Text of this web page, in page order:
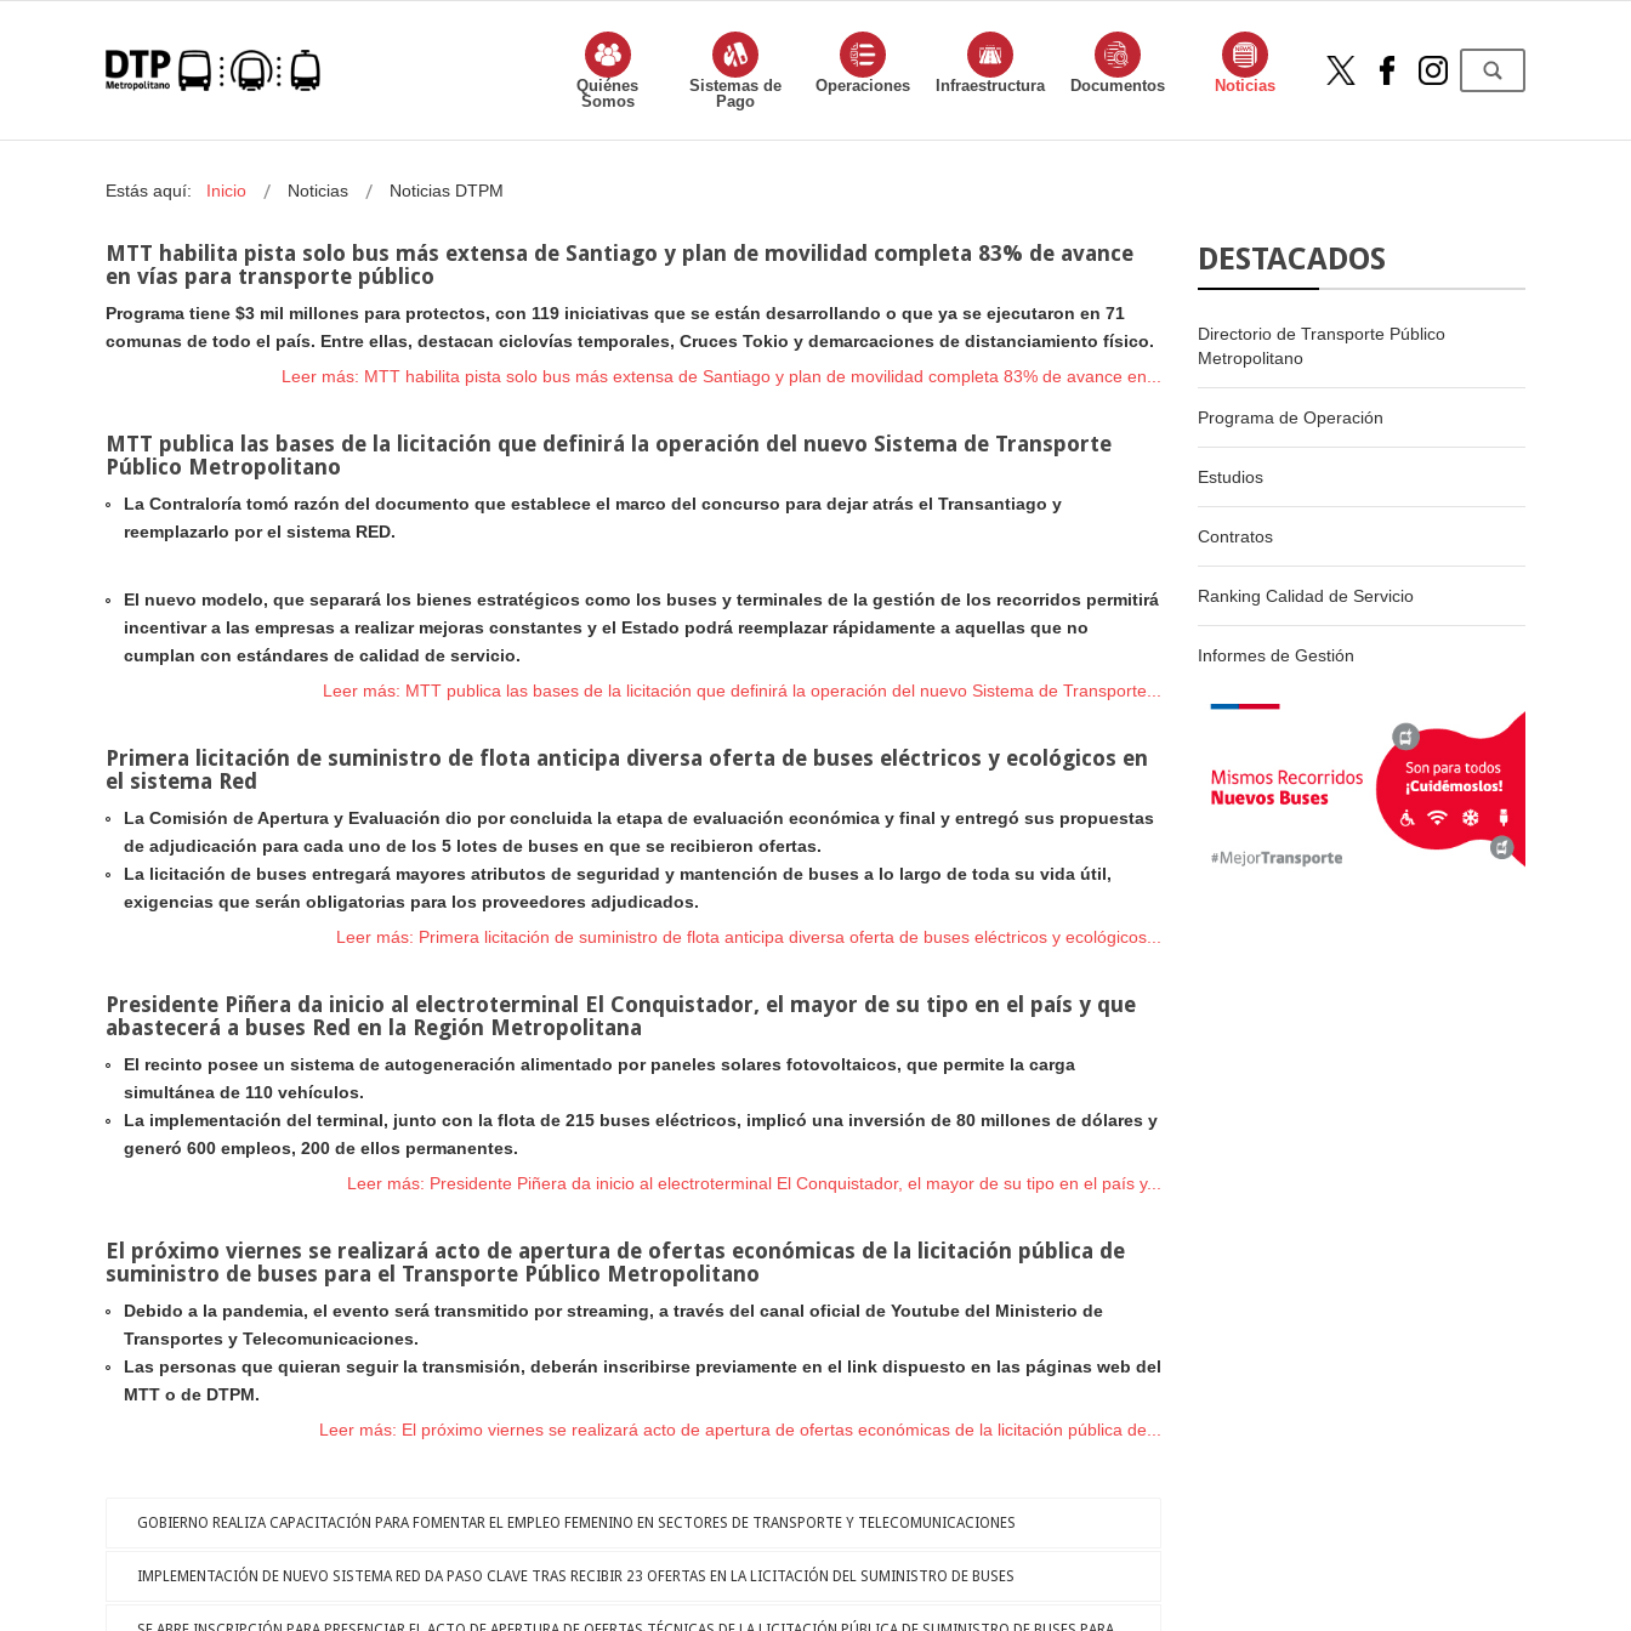
Quiénes
Somos
Sistemas de
Pago
Operaciones Infraestructura Documentos Noticias
Estás aquí: Inicio Noticias Noticias DTPM
MTT habilita pista solo bus más extensa de Santiago y plan de movilidad completa 83% de avance
en vías para transporte público
Programa tiene $3 mil millones para protectos, con 119 iniciativas que se están desarrollando o que ya se ejecutaron en 71
comunas de todo el país. Entre ellas, destacan ciclovías temporales, Cruces Tokio y demarcaciones de distanciamiento físico.
Leer más: MTT habilita pista solo bus más extensa de Santiago y plan de movilidad completa 83% de avance en...
MTT publica las bases de la licitación que definirá la operación del nuevo Sistema de Transporte
Público Metropolitano
La Contraloría tomó razón del documento que establece el marco del concurso para dejar atrás el Transantiago y
reemplazarlo por el sistema RED.
El nuevo modelo, que separará los bienes estratégicos como los buses y terminales de la gestión de los recorridos permitirá
incentivar a las empresas a realizar mejoras constantes y el Estado podrá reemplazar rápidamente a aquellas que no
cumplan con estándares de calidad de servicio.
Leer más: MTT publica las bases de la licitación que definirá la operación del nuevo Sistema de Transporte...
Primera licitación de suministro de flota anticipa diversa oferta de buses eléctricos y ecológicos en
el sistema Red
La Comisión de Apertura y Evaluación dio por concluida la etapa de evaluación económica y final y entregó sus propuestas
de adjudicación para cada uno de los 5 lotes de buses en que se recibieron ofertas.
La licitación de buses entregará mayores atributos de seguridad y mantención de buses a lo largo de toda su vida útil,
exigencias que serán obligatorias para los proveedores adjudicados.
Leer más: Primera licitación de suministro de flota anticipa diversa oferta de buses eléctricos y ecológicos...
Presidente Piñera da inicio al electroterminal El Conquistador, el mayor de su tipo en el país y que
abastecerá a buses Red en la Región Metropolitana
El recinto posee un sistema de autogeneración alimentado por paneles solares fotovoltaicos, que permite la carga
simultánea de 110 vehículos.
La implementación del terminal, junto con la flota de 215 buses eléctricos, implicó una inversión de 80 millones de dólares y
generó 600 empleos, 200 de ellos permanentes.
Leer más: Presidente Piñera da inicio al electroterminal El Conquistador, el mayor de su tipo en el país y...
El próximo viernes se realizará acto de apertura de ofertas económicas de la licitación pública de
suministro de buses para el Transporte Público Metropolitano
Debido a la pandemia, el evento será transmitido por streaming, a través del canal oficial de Youtube del Ministerio de
Transportes y Telecomunicaciones.
Las personas que quieran seguir la transmisión, deberán inscribirse previamente en el link dispuesto en las páginas web del
MTT o de DTPM.
Leer más: El próximo viernes se realizará acto de apertura de ofertas económicas de la licitación pública de...
GOBIERNO REALIZA CAPACITACIÓN PARA FOMENTAR EL EMPLEO FEMENINO EN SECTORES DE TRANSPORTE Y TELECOMUNICACIONES
IMPLEMENTACIÓN DE NUEVO SISTEMA RED DA PASO CLAVE TRAS RECIBIR 23 OFERTAS EN LA LICITACIÓN DEL SUMINISTRO DE BUSES
DESTACADOS
Directorio de Transporte Público
Metropolitano
Programa de Operación
Estudios
Contratos
Ranking Calidad de Servicio
Informes de Gestión